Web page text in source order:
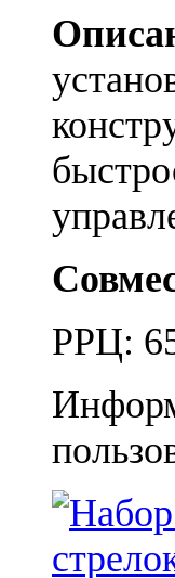
РРЦ: